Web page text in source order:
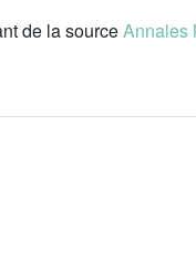
de la sourceAnnales